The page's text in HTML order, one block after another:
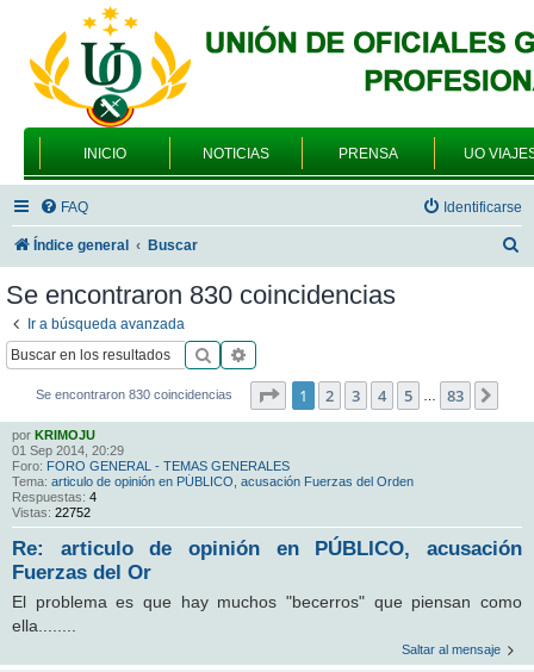
INICIO NOTICIAS PRENSA UO
FAQ Identificarse
Índice general Buscar
Se encontraron 830 coincidencias
Ir a búsqueda avanzada
Buscar
Se encontraron 830 coincidencias Página de 83
1 2 3 4 5 … 83
por KRIMOJU
01 Sep 2014, 20:29
Foro: FORO GENERAL - TEMAS GENERALES
Tema: articulo de opinión en PÚBLICO, acusación Fuerzas del Orden
Respuestas: 4
Vistas: 22752
Re: articulo de opinión en PÚBLICO, acusación
Fuerzas del Or
El problema es que hay muchos "becerros" que piensan como
ella........
Saltar al mensaje